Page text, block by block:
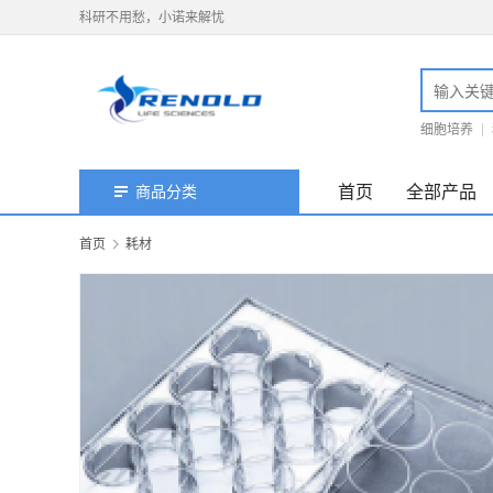
科研不用愁，小诺来解忧
细胞培养
商品分类 首页 全部产品
首页 耗材